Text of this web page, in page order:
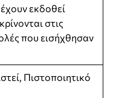
εκδοθεί
στις
που εισήχθησαν
Πιστοποιητικό